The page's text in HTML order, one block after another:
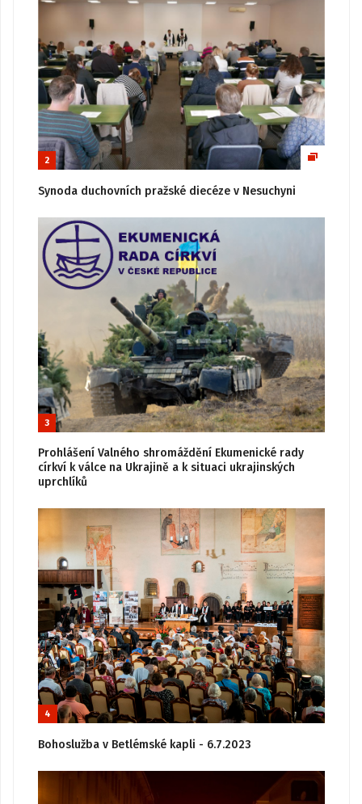
2
Synoda duchovních pražské diecéze v Nesuchyni
3
Prohlášení Valného shromáždění Ekumenické rady
církví k válce na Ukrajině a k situaci ukrajinských
uprchlíků
4
Bohoslužba v Betlémské kapli - 6.7.2023